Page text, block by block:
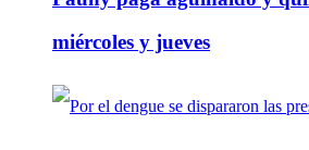
miércoles y jueves